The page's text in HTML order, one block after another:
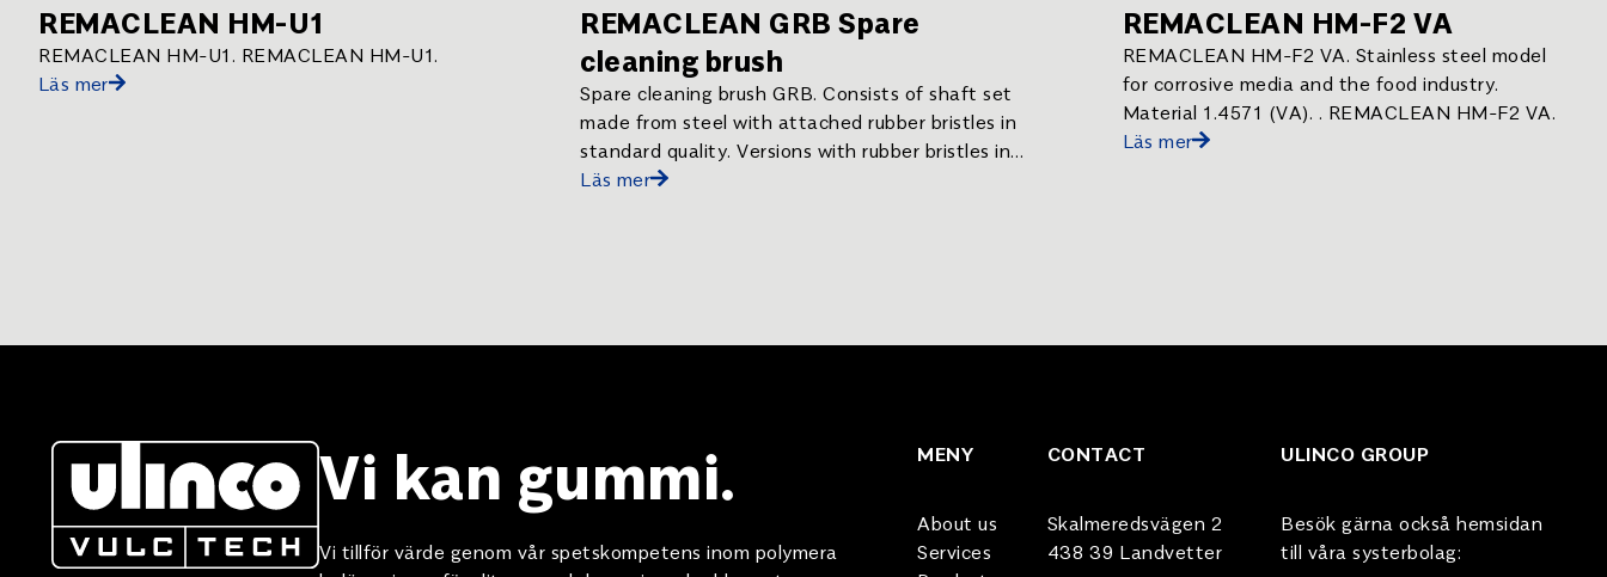
REMACLEAN HM-U1
REMACLEAN HM-U1. REMACLEAN HM-U1.
Läs mer
REMACLEAN GRB Spare
cleaning brush
Spare cleaning brush GRB. Consists of shaft set
made from steel with attached rubber bristles in
standard quality. Versions with rubber bristles in
food quality or self-extinguishing available on
Läs mer
REMACLEAN HM-F2 VA
REMACLEAN HM-F2 VA. Stainless steel model
for corrosive media and the food industry.
Material 1.4571 (VA). . REMACLEAN HM-F2 VA.
Läs mer
Vi kan gummi.
Vi tillför värde genom vår spetskompetens inom polymera
MENY
About us
Services
CONTACT
Skalmeredsvägen 2
438 39 Landvetter
ULINCO GROUP
Besök gärna också hemsidan
till våra systerbolag: